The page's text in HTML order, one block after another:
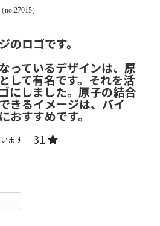
（no.27015）
のロゴです。
っているデザインは、原
して有名です。それを活
にしました。原子の結合
きるイメージは、バイ
おすすめです。
ます 31